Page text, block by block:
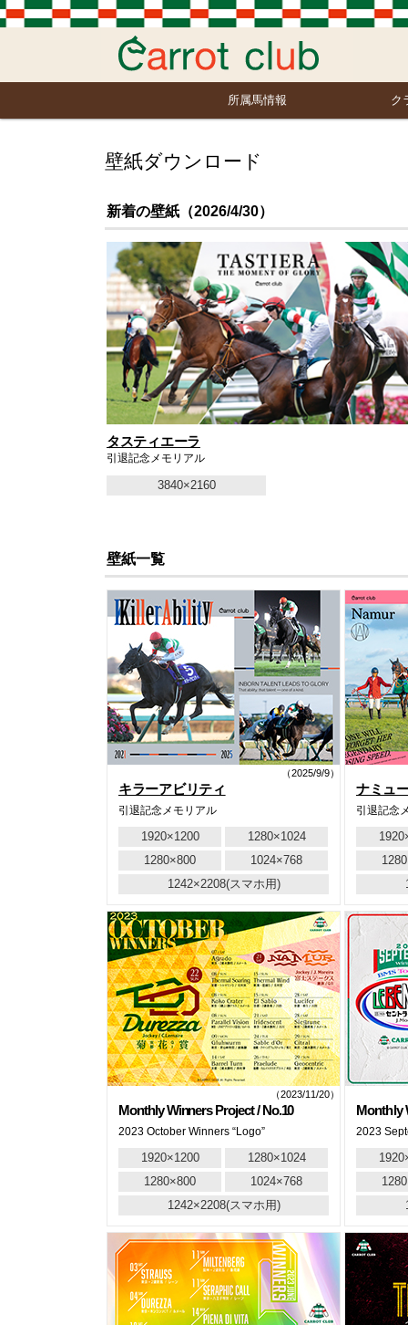
所属馬情報 ク
壁紙ダウンロード
新着の壁紙（2026/4/30）
タスティエーラ
引退記念メモリアル
3840×2160
壁紙一覧
（2025/9/9）
キラーアビリティ
引退記念メモリアル
1920×1200
1280×1024
1280×800
1024×768
1242×2208(スマホ用)
ナミュ
引退記念
（2023/11/20）
Monthly Winners Project / No.10
2023 October Winners “Logo”
1920×1200
1280×1024
1280×800
1024×768
1242×2208(スマホ用)
Monthly
2023